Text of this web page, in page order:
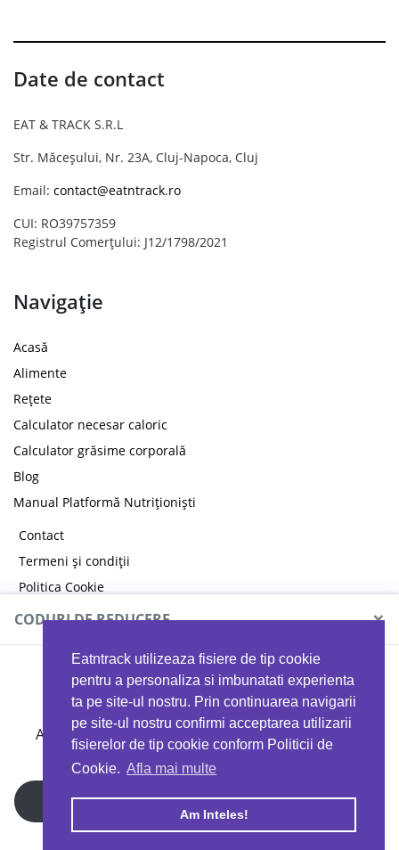
Eatntrack utilizeaza fisiere de tip cookie
pentru a personaliza si imbunatati experienta
ta pe site-ul nostru. Prin continuarea navigarii
pe site-ul nostru confirmi acceptarea utilizarii
fisierelor de tip cookie conform Politicii de
Cookie. Afla mai multe
Am Inteles!
Date de contact
EAT & TRACK S.R.L
Str. Măceșului, Nr. 23A, Cluj-Napoca, Cluj
Email: contact@eatntrack.ro
CUI: RO39757359
Registrul Comerțului: J12/1798/2021
Navigație
Acasă
Alimente
Rețete
Calculator necesar caloric
Calculator grăsime corporală
Blog
Manual Platformă Nutriționiști
Contact
Termeni și condiții
Politica Cookie
Politica de confidențialitate
Copyright © 2026 EAT & TRACK S.R.L
CODURI DE REDUCERE ×
MYPROTEIN
Ai 40%reducere la orice comandă folosind codul
EATTRACK
Profită acum